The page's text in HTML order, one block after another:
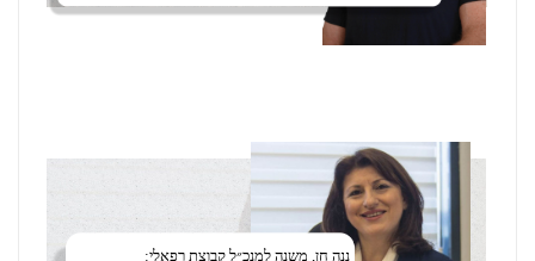
ננה חן, משנה למנכ״ל קבוצת רפאלי: